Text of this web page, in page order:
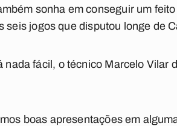
sonha em conseguir um
seis jogos que disputou longe de
fácil, o técnico Marcelo Vilar
boas apresentações em